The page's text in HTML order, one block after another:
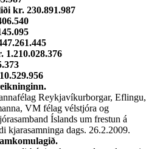
kr. 230.891.987
Reykjavíkurborgar, Eflingu,
VM félag vélstjóra og
Íslands um frestun á
kjarasamninga dags. 26.2.2009.